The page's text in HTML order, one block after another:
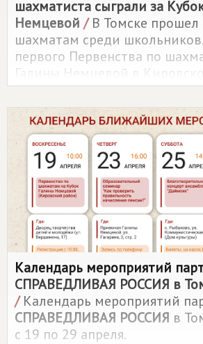
шахматиста сыграли за
Немцевой /В Томске прошел
шахматам среди
первого Первенства по
Галины Немцевой в
опубликованы в альбоме
ВКонтакте.
Календарь мероприятий
СПРАВЕДЛИВАЯ РОССИЯ в
/Календарь мероприятий
СПРАВЕДЛИВАЯ РОССИЯ в
с 19 по 29 апреля.